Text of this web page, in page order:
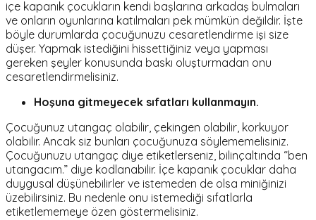
içe kapanık çocukların kendi başlarına arkadaş bulmaları
ve onların oyunlarına katılmaları pek mümkün değildir. İşte
böyle durumlarda çocuğunuzu cesaretlendirme işi size
düşer. Yapmak istediğini hissettiğiniz veya yapması
gereken şeyler konusunda baskı oluşturmadan onu
cesaretlendirmelisiniz.
Hoşuna gitmeyecek sıfatları kullanmayın.
Çocuğunuz utangaç olabilir, çekingen olabilir, korkuyor
olabilir. Ancak siz bunları çocuğunuza söylememelisiniz.
Çocuğunuzu utangaç diye etiketlerseniz, bilinçaltında “ben
utangacım.” diye kodlanabilir. İçe kapanık çocuklar daha
duygusal düşünebilirler ve istemeden de olsa miniğinizi
üzebilirsiniz. Bu nedenle onu istemediği sıfatlarla
etiketlememeye özen göstermelisiniz.